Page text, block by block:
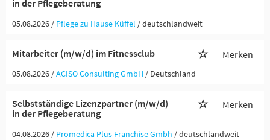
in der Pflegeberatung
05.08.2026 / Pflege zu Hause Küffel / deutschlandweit
Mitarbeiter (m/w/d) im Fitnessclub Merken
05.08.2026 /ACISO Consulting GmbH / Deutschland
Selbstständige Lizenzpartner (m/w/d)
in der Pflegeberatung
Merken
04.08.2026 / Promedica Plus Franchise Gmbh / deutschlandweit